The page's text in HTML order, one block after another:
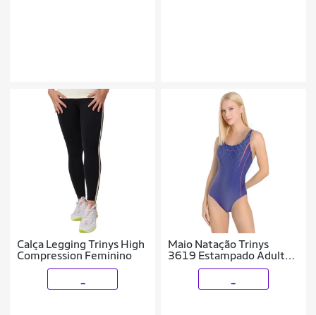
Calça Legging Trinys High
Compression Feminino
Maio Natação Trinys
3619 Estampado Adulto
SL2681